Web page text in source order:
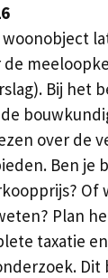
de
Bij het
over de
Ben je
Of
Plan
taxatie
Dit